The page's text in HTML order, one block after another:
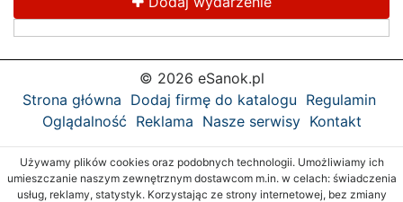
© 2026 eSanok.pl
Strona główna Dodaj firmę do katalogu Regulamin
Oglądalność Reklama Nasze serwisy Kontakt
Używamy plików cookies oraz podobnych technologii. Umożliwiamy ich
umieszczanie naszym zewnętrznym dostawcom m.in. w celach: świadczenia
usług, reklamy, statystyk. Korzystając ze strony internetowej, bez zmiany